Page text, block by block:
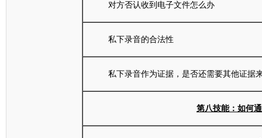
对方否认收到电子文件怎么办
私下录音的合法性
私下录音作为证据，是否还需要其他证据
第八技能：如何